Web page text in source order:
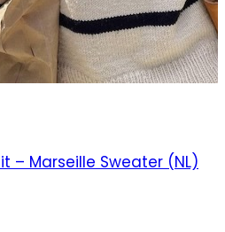
– Marseille Sweater (NL)